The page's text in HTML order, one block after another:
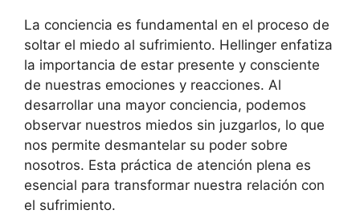
La conciencia es fundamental en el proceso de
soltar el miedo al sufrimiento. Hellinger enfatiza
la importancia de estar presente y consciente
de nuestras emociones y reacciones. Al
desarrollar una mayor conciencia, podemos
observar nuestros miedos sin juzgarlos, lo que
nos permite desmantelar su poder sobre
nosotros. Esta práctica de atención plena es
esencial para transformar nuestra relación con
el sufrimiento.